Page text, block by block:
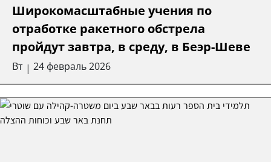
Широкомасштабные учения по
отработке ракетного обстрела
пройдут завтра, в среду, в Беэр-Шеве
Вт | 24 февраль 2026